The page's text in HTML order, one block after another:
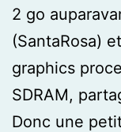
2 go
(SantaRosa)
graphics
SDRAM,
Donc une